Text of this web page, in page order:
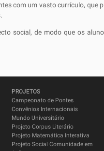
com um vasto currículo,
social, de modo que os
PROJETOS
Campeonato de Pontes
Convênios Internacionais
Mundo Universitário
Projeto Corpus Literário
Projeto Matemática Interativa
Projeto Social Comunidade em